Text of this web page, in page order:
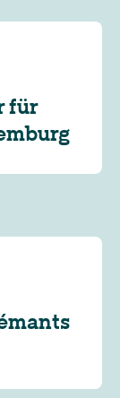
für